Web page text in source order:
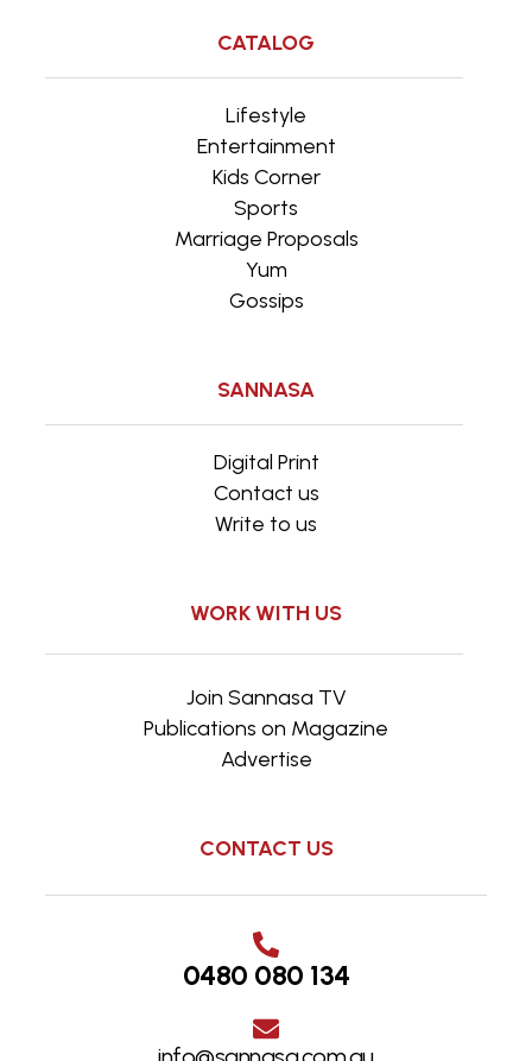
CATALOG
Lifestyle
Entertainment
Kids Corner
Sports
Marriage Proposals
Yum
Gossips
SANNASA
Digital Print
Contact us
Write to us
WORK WITH US
Join Sannasa TV
Publications on Magazine
Advertise
CONTACT US
0480 080 134